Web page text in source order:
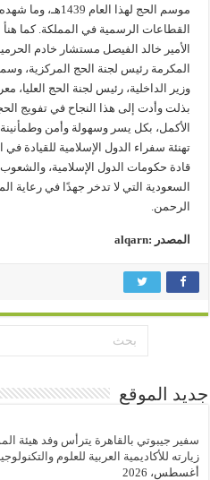
موسم الحج لهذا
القطاعات الرسمية في المملكة. كما
الأمير خالد الفيصل مستشار خادم
المكرمة رئيس لجنة الحج المركزية،
وزير الداخلية، رئيس لجنة الحج العليا،
بذلت وأدت إلى هذا النجاح في تفويج
الأكمل، بكل يسر وسهولة وأمن
تهنئة سفراء الدول الإسلامية للقيادة في
قادة حكومات الدول الإسلامية، والشعوب
السعودية التي لا تدخر جهدًا في رعاية
الرحمن.
المصدر :alqarn
جديد الموقع
سفير جيبوتي بالقاهرة يترأس وفد هيئة
زيارته للأكاديمية العربية للعلوم
أغسطس، 2026